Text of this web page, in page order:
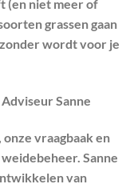
(en niet meer of
grassen gaan
wordt voor je
Adviseur Sanne
vraagbaak en
Sanne
van